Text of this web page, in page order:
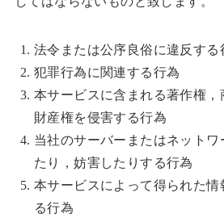
法令または公序良俗に違反する
犯罪行為に関連する行為
本サービスに含まれる著作権，
財産権を侵害する行為
当社のサーバーまたはネットワ
たり，妨害したりする行為
本サービスによって得られた情
る行為